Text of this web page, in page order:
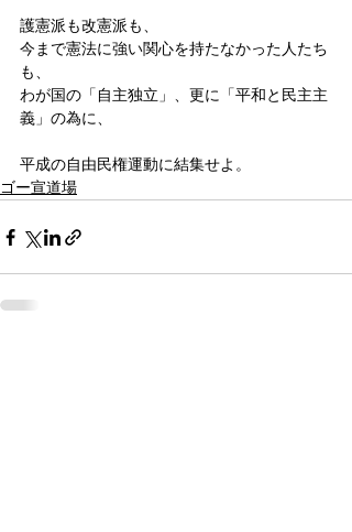
護憲派も改憲派も、
今まで憲法に強い関心を持たなかった人たち
も、
わが国の「自主独立」、更に「平和と民主主
義」の為に、
平成の自由民権運動に結集せよ。
ゴー宣道場